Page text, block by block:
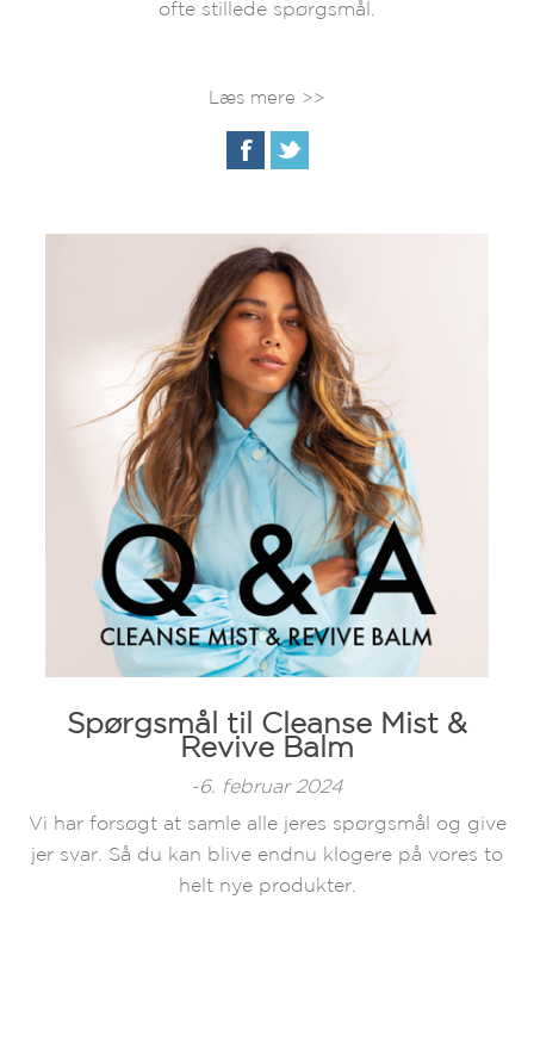
ofte stillede spørgsmål.
Læs mere >>
Spørgsmål til Cleanse Mist &
Revive Balm
-6. februar 2024
Vi har forsøgt at samle alle jeres spørgsmål og give
jer svar. Så du kan blive endnu klogere på vores to
helt nye produkter.